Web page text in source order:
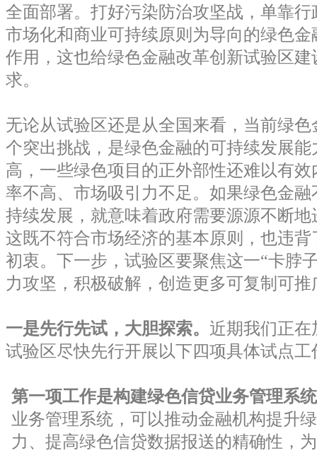
全面部署。打好污染防治攻坚战，单靠
市场化和商业可持续原则为导向的绿色
作用，这也给绿色金融改革创新试验区
求。
无论从试验区还是从全国来看，当前绿
个突出挑战，是绿色金融的可持续发展
高，一些绿色项目的正外部性还难以有
率不高、市场吸引力不足。如果绿色金
持续发展，就意味着政府需要源源不断
这既不符合市场经济的基本原则，也违
初衷。下一步，试验区要聚焦这一“卡脖
力攻坚，积极破解，创造更多可复制可
一是先行先试，大胆探索。 近期我们正在
试验区尽快先行开展以下四项具体试点工
第一项工作是构建绿色信贷业务管理系
业务管理系统，可以推动金融机构提升
力、提高绿色信贷数据报送的精确性，